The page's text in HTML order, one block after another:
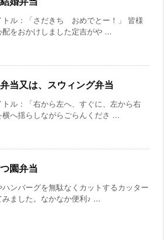
トル：「さだきち おめでとー！」 皆様
配をおかけしました定吉がや ...
当又は、スウィング弁当
トル：「右から左へ、すぐに、左から右
横へ揺らしながらごらんくださ ...
園弁当
ハンバーグを無駄なくカットするカッター
みました。なかなか便利♪ ...